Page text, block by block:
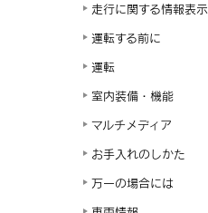
走行に関する情報表示
運転する前に
運転
室内装備・機能
マルチメディア
お手入れのしかた
万一の場合には